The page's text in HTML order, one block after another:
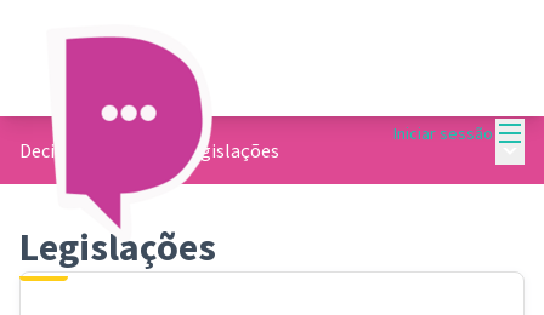
Iniciar sessão
Decide Contagem Legislações
Legislações